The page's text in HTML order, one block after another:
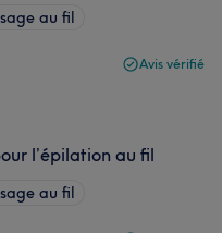
au fil
Avis vérifié
l’épilation au fil
au fil